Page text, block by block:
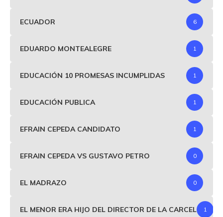
ECUADOR 6
EDUARDO MONTEALEGRE 1
EDUCACIÓN 10 PROMESAS INCUMPLIDAS 1
EDUCACIÓN PUBLICA 1
EFRAIN CEPEDA CANDIDATO 1
EFRAIN CEPEDA VS GUSTAVO PETRO 0
EL MADRAZO 0
EL MENOR ERA HIJO DEL DIRECTOR DE LA CARCEL 1